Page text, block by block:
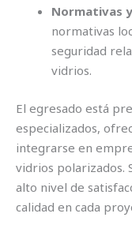
Normativas
normativas
seguridad
vidrios.
El egresado está
especializados,
integrarse en
vidrios polarizados.
alto nivel de
calidad en cada